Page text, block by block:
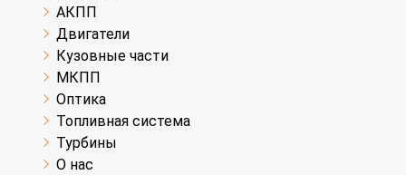
АКПП
Двигатели
Кузовные части
МКПП
Оптика
Топливная система
Турбины
О нас